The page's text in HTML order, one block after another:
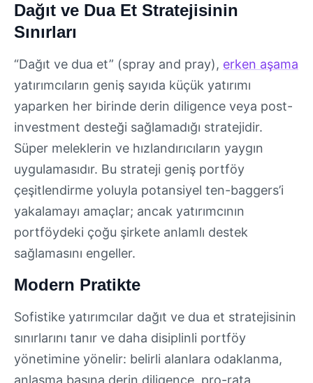
Dağıt ve Dua Et Stratejisinin
Sınırları
“Dağıt ve dua et” (spray and pray), erken aşama
yatırımcıların geniş sayıda küçük yatırımı
yaparken her birinde derin diligence veya post-
investment desteği sağlamadığı stratejidir.
Süper meleklerin ve hızlandırıcıların yaygın
uygulamasıdır. Bu strateji geniş portföy
çeşitlendirme yoluyla potansiyel ten-baggers’i
yakalamayı amaçlar; ancak yatırımcının
portföydeki çoğu şirkete anlamlı destek
sağlamasını engeller.
Modern Pratikte
Sofistike yatırımcılar dağıt ve dua et stratejisinin
sınırlarını tanır ve daha disiplinli portföy
yönetimine yönelir: belirli alanlara odaklanma,